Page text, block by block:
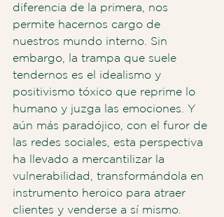
diferencia de la primera, nos
permite hacernos cargo de
nuestros mundo interno. Sin
embargo, la trampa que suele
tendernos es el idealismo y
positivismo tóxico que reprime lo
humano y juzga las emociones. Y
aún más paradójico, con el furor de
las redes sociales, esta perspectiva
ha llevado a mercantilizar la
vulnerabilidad, transformándola en
instrumento heroico para atraer
clientes y venderse a sí mismo.